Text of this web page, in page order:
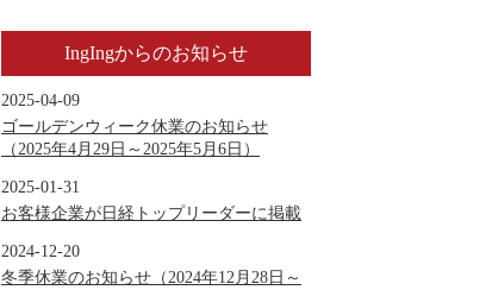
IngIngからのお知らせ
2025-04-09
ゴールデンウィーク休業のお知らせ
（2025年4月29日～2025年5月6日）
2025-01-31
お客様企業が日経トップリーダーに掲載
2024-12-20
冬季休業のお知らせ（2024年12月28日～